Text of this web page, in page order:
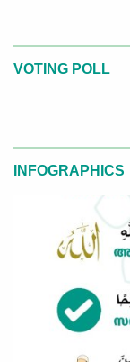
VOTING POLL
INFOGRAPHICS